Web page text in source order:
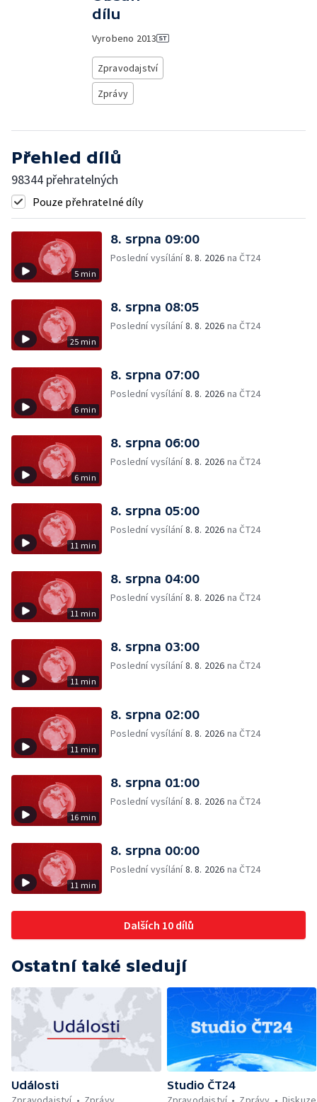
dílu
Vyrobeno 2013
Zpravodajství
Zprávy
Přehled dílů
98344 přehratelných
Pouze přehratelné díly
5 min
8. srpna 09:00
Poslední vysílání8. 8. 2026 na ČT24
25 min
8. srpna 08:05
Poslední vysílání8. 8. 2026 na ČT24
6 min
8. srpna 07:00
Poslední vysílání8. 8. 2026 na ČT24
6 min
8. srpna 06:00
Poslední vysílání8. 8. 2026 na ČT24
11 min
8. srpna 05:00
Poslední vysílání8. 8. 2026 na ČT24
11 min
8. srpna 04:00
Poslední vysílání8. 8. 2026 na ČT24
11 min
8. srpna 03:00
Poslední vysílání8. 8. 2026 na ČT24
11 min
8. srpna 02:00
Poslední vysílání8. 8. 2026 na ČT24
16 min
8. srpna 01:00
Poslední vysílání8. 8. 2026 na ČT24
11 min
8. srpna 00:00
Poslední vysílání8. 8. 2026 na ČT24
Dalších 10 dílů
Ostatní také sledují
Události
Studio ČT24